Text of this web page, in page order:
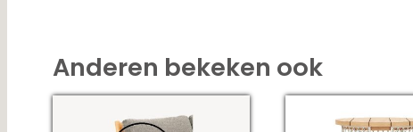
Anderen bekeken ook